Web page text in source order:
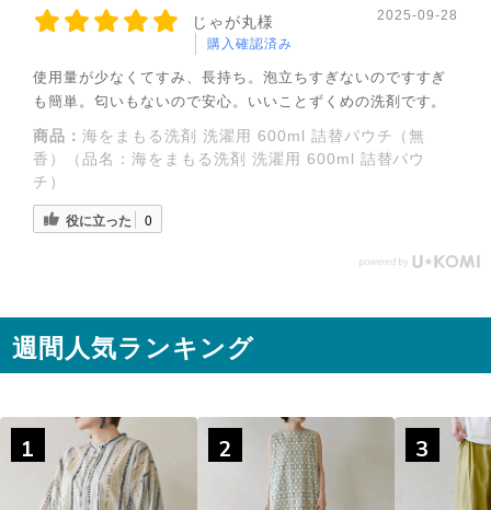
じゃが丸様
購入確認済み
2025-09-28
使用量が少なくてすみ、長持ち。泡立ちすぎないのですすぎ
も簡単。匂いもないので安心。いいことずくめの洗剤です。
商品： 海をまもる洗剤 洗濯用 600ml 詰替パウチ（無
香）（品名：海をまもる洗剤 洗濯用 600ml 詰替パウ
チ）
役に立った 0
週間人気ランキング
1 2 3